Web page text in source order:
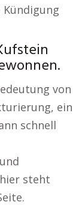
von
ein
schnell
steht